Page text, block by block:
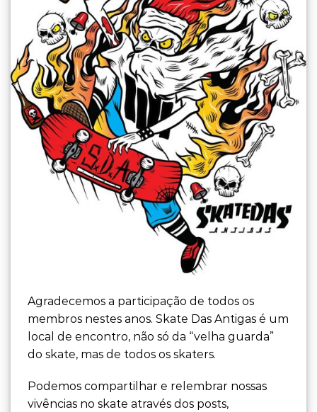
Agradecemos a participação de todos os
membros nestes anos. Skate Das Antigas é um
local de encontro, não só da “velha guarda”
do skate, mas de todos os skaters.
Podemos compartilhar e relembrar nossas
vivências no skate através dos posts,